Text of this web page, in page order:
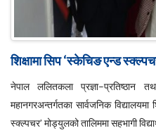
शिक्षामा सिप ‘स्केचिङ एन्ड
नेपाल ललितकला प्रज्ञा–प्रतिष्ठान
महानगरअन्तर्गतका सार्वजनिक
स्क्ल्पचर’ मोड्युलको तालिममा सहभागी